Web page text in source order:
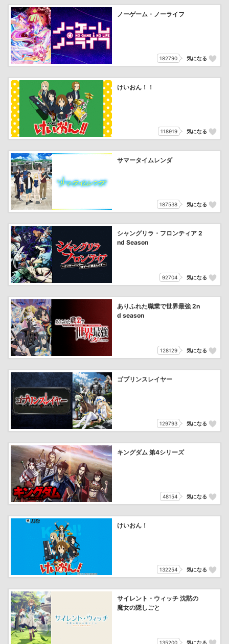
ノーゲーム・ノーライフ
182790 気になる
けいおん！！
118919 気になる
サマータイムレンダ
187538 気になる
シャングリラ・フロンティア 2
nd Season
92704 気になる
ありふれた職業で世界最強 2n
d season
128129 気になる
ゴブリンスレイヤー
129793 気になる
キングダム 第4シリーズ
48154 気になる
けいおん！
132254 気になる
サイレント・ウィッチ 沈黙の
魔女の隠しごと
135200 気になる